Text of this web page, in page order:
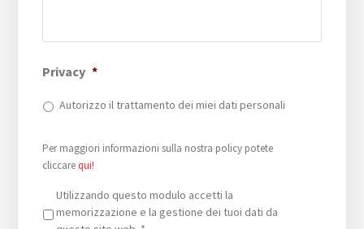
Privacy *
Autorizzo il trattamento dei miei dati personali
Per maggiori informazioni sulla nostra policy potete
cliccarequi!
Privacy *
Utilizzando questo modulo accetti la
memorizzazione e la gestione dei tuoi dati da